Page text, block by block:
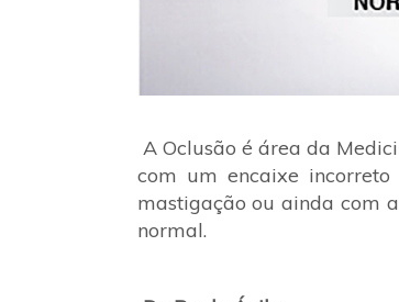
A Oclusão é área da
com um encaixe
mastigação ou ainda com
normal.